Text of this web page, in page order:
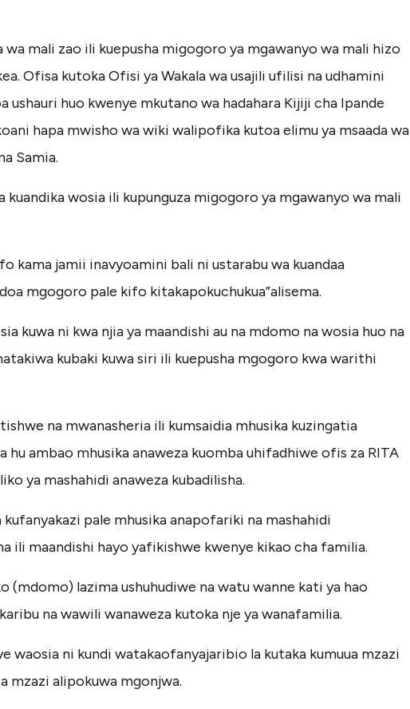
mali zao ili kuepusha migogoro ya mgawanyo wa mali hizo
Ofisa kutoka Ofisi ya Wakala wa usajili ufilisi na udhamini
ushauri huo kwenye mkutano wa hadahara Kijiji cha Ipande
hapa mwisho wa wiki walipofika kutoa elimu ya msaada wa
Samia.
kuandika wosia ili kupunguza migogoro ya mgawanyo wa mali
kama jamii inavyoamini bali ni ustarabu wa kuandaa
mgogoro pale kifo kitakapokuchukua”alisema.
kuwa ni kwa njia ya maandishi au na mdomo na wosia huo na
kubaki kuwa siri ili kuepusha mgogoro kwa warithi
na mwanasheria ili kumsaidia mhusika kuzingatia
hu ambao mhusika anaweza kuomba uhifadhiwe ofis za RITA
ya mashahidi anaweza kubadilisha.
kufanyakazi pale mhusika anapofariki na mashahidi
ili maandishi hayo yafikishwe kwenye kikao cha familia.
(mdomo) lazima ushuhudiwe na watu wanne kati ya hao
na wawili wanaweza kutoka nje ya wanafamilia.
waosia ni kundi watakaofanyajaribio la kutaka kumuua mzazi
mzazi alipokuwa mgonjwa.